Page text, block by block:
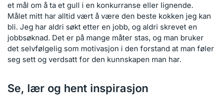
et mål om å ta et gull i en konkurranse eller lignende.
Målet mitt har alltid vært å være den beste kokken jeg kan
bli. Jeg har aldri søkt etter en jobb, og aldri skrevet en
jobbsøknad. Det er på mange måter stas, og man bruker
det selvfølgelig som motivasjon i den forstand at man føler
seg sett og verdsatt for den kunnskapen man har.
Se, lær og hent inspirasjon